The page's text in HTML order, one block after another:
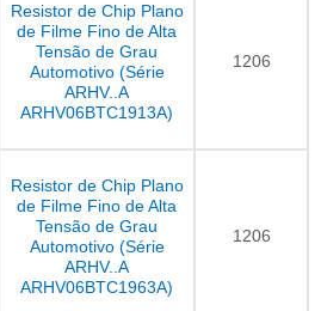
Resistor de Chip Plano
de Filme Fino de Alta
Tensão de Grau
Automotivo (Série
ARHV..A
ARHV06BTC1913A)
1206
Resistor de Chip Plano
de Filme Fino de Alta
Tensão de Grau
Automotivo (Série
ARHV..A
ARHV06BTC1963A)
1206